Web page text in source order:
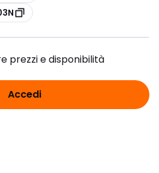
prezzi e disponibilità
Accedi